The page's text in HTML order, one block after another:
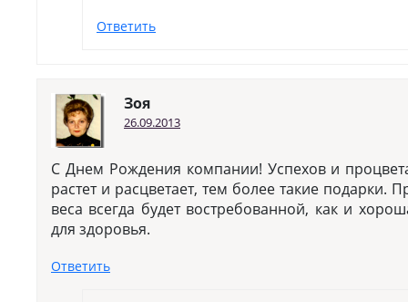
Ответить
Зоя
26.09.2013
С Днем Рождения компании! Успехов и
растет и расцветает, тем более такие подарки.
веса всегда будет востребованной, как и
для здоровья.
Ответить